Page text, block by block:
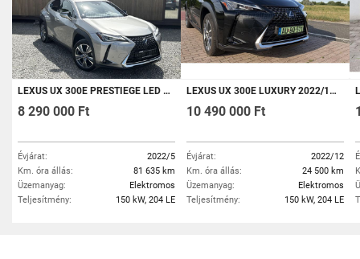
LEXUS UX 300E PRESTIEGE LED ÜLÉSFŰTÉS/SZELLŐZTETÉS BŐR 80.0000 KM GARANCIA
8 290 000 Ft
Évjárat:
2022/5
Km. óra állás:
81 635 km
Üzemanyag:
Elektromos
Teljesítmény:
150 kW, 204 LE
LEXUS UX 300E LUXURY 2022/12 . 24500 KM
10 490 000 Ft
Évjárat:
2022/12
Km. óra állás:
24 500 km
Üzemanyag:
Elektromos
Teljesítmény:
150 kW, 204 LE